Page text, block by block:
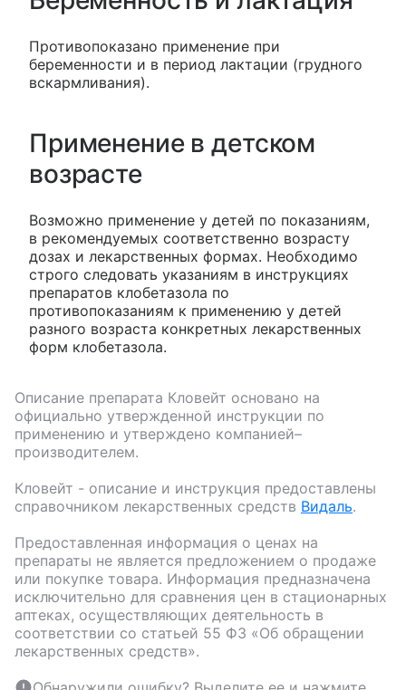
Противопоказано применение при
беременности и в период лактации (грудного
вскармливания).
Применение в детском
возрасте
Возможно применение у детей по показаниям,
в рекомендуемых соответственно возрасту
дозах и лекарственных формах. Необходимо
строго следовать указаниям в инструкциях
препаратов клобетазола по
противопоказаниям к применению у детей
разного возраста конкретных лекарственных
форм клобетазола.
Описание препарата Кловейт основано на
официально утвержденной инструкции по
применению и утверждено компанией–
производителем.
Кловейт - описание и инструкция предоставлены
справочником лекарственных средств Видаль.
Предоставленная информация о ценах на
препараты не является предложением о продаже
или покупке товара. Информация предназначена
исключительно для сравнения цен в стационарных
аптеках, осуществляющих деятельность в
соответствии со статьей 55 ФЗ «Об обращении
лекарственных средств».